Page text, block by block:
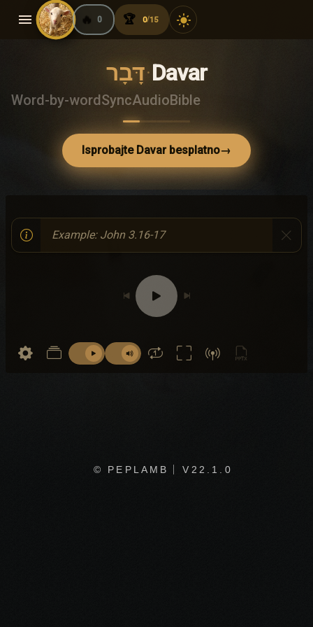
menu 🔥 0 🏆 0/15 light_mode
דָּבָר·Davar
Word-by-wordSyncAudioBible
Isprobajte Davar besplatno→
© PEPLAMB V22.1.0